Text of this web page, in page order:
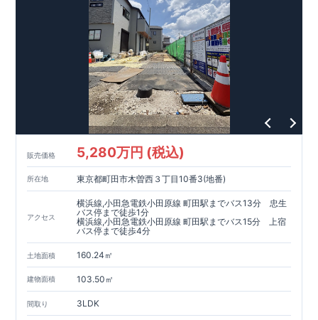
販売価格 5,280万円 (税込)
所在地 東京都町田市木曽西３丁目10番3(地番)
アクセス
横浜線,小田急電鉄小田原線 町田駅までバス13分 忠生
バス停まで徒歩1分
横浜線,小田急電鉄小田原線 町田駅までバス15分 上宿
バス停まで徒歩4分
土地面積 160.24㎡
建物面積 103.50㎡
間取り 3LDK